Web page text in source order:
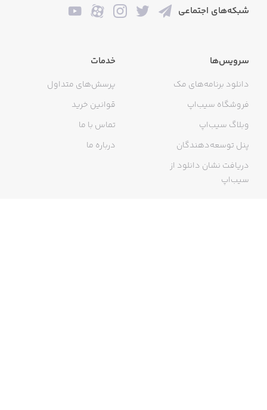
شبکه‌های اجتماعی
سرویس‌ها
دانلود برنامه‌های مک
فروشگاه سیب‌اپ
وبلاگ سیب‌اپ
پنل توسعه‌دهندگان
دریافت نشان دانلود از
سیب‌اپ
خدمات
پرسش‌های متداول
قوانین خرید
تماس با ما
درباره ما